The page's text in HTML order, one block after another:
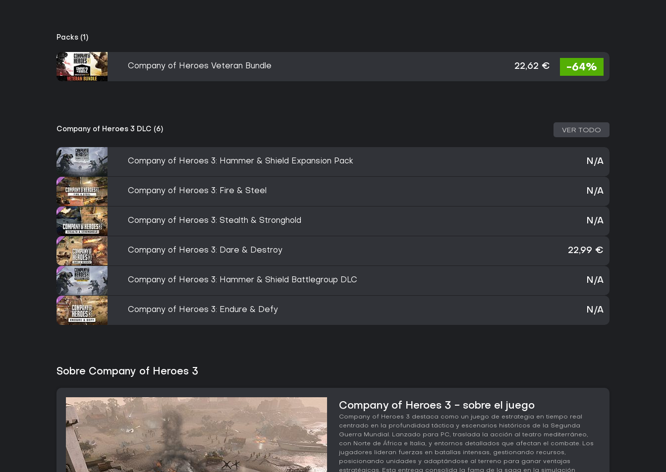
Packs (1)
Company of Heroes Veteran Bundle 22,62 € -64%
Company of Heroes 3 DLC (6) VER TODO
Company of Heroes 3: Hammer & Shield Expansion Pack N/A
Company of Heroes 3: Fire & Steel N/A
Company of Heroes 3: Stealth & Stronghold N/A
Company of Heroes 3: Dare & Destroy 22,99 €
Company of Heroes 3: Hammer & Shield Battlegroup DLC N/A
Company of Heroes 3: Endure & Defy N/A
Sobre Company of Heroes 3
Company of Heroes 3 - sobre el juego
Company of Heroes 3 destaca como un juego de estrategia en tiempo real
centrado en la profundidad táctica y escenarios históricos de la Segunda
Guerra Mundial. Lanzado para PC, traslada la acción al teatro mediterráneo,
con Norte de África e Italia, y entornos detallados que afectan el combate. Los
jugadores lideran fuerzas en batallas intensas, gestionando recursos,
posicionando unidades y adaptándose al terreno para ganar ventajas
estratégicas. Esta entrega consolida la fama de la saga en la simulación